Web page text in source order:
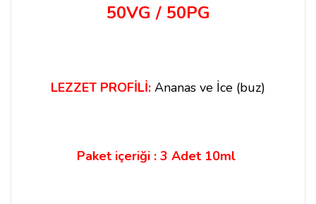
50VG / 50PG
LEZZET PROFİLİ: Ananas ve İce (buz)
Paket içeriği : 3 Adet 10ml